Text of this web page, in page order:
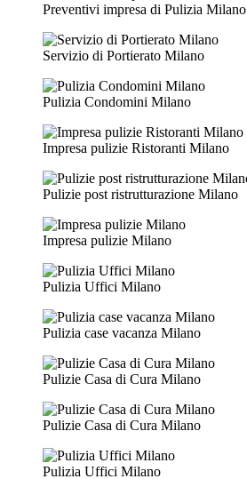
Preventivi impresa di Pulizia Milano
Servizio di Portierato Milano
Pulizia Condomini Milano
Impresa pulizie Ristoranti Milano
Pulizie post ristrutturazione Milano
Impresa pulizie Milano
Pulizia Uffici Milano
Pulizia case vacanza Milano
Pulizie Casa di Cura Milano
Pulizie Casa di Cura Milano
Pulizia Uffici Milano